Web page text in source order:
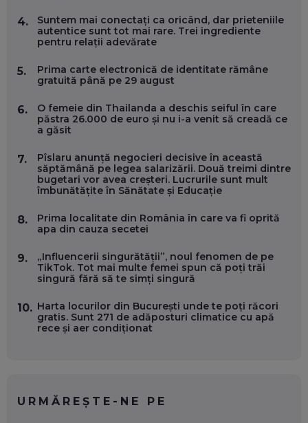
CARIERĂ DE „HACKER CU PERMIS”
EP. 56
DOINA VÎLCEANU, CONTENTSPEED: VREI SUCCES ONLINE?
ÎNVAȚĂ AEO ȘI GEO!
OLIVIU MATEI, HOLISUN: SOFTWARE DE LA CLUJ PENTRU
VERTICALE FĂRĂ PĂMÂNT
EP. 54
PROCESE, DAR CE FACEM CÂND PICĂ BAZA DE DATE, LA
INSTITUȚIILE STATULUI?
EP. 53
VOICU OPREAN (AROBS): CUM CONSTRUIEȘTI O COMPANIE
GLOBALĂ, FĂRĂ SĂ PIERZI LEGĂTURA CU COMUNITATEA
EP. 52
ROBERT GRAUR, FOMO: SPEAKERUL PE SCENĂ, INVITATUL
RADU MOȚOC, TECHSOUP: O TREIME DINTRE
4.
Suntem mai conectați ca oricând, dar prieteniile
autentice sunt tot mai rare. Trei ingrediente
pentru relații adevărate
5.
Prima carte electronică de identitate rămâne
gratuită până pe 29 august
6.
O femeie din Thailanda a deschis seiful în care
păstra 26.000 de euro și nu i-a venit să creadă ce
a găsit
7.
Pîslaru anunță negocieri decisive în această
săptămână pe legea salarizării. Două treimi dintre
bugetari vor avea creșteri. Lucrurile sunt mult
îmbunătățite în Sănătate și Educație
8.
Prima localitate din România în care va fi oprită
apa din cauza secetei
9.
„Influencerii singurătății”, noul fenomen de pe
TikTok. Tot mai multe femei spun că poți trăi
singură fără să te simți singură
10. Harta locurilor din București unde te poți răcori
gratis. Sunt 271 de adăposturi climatice cu apă
rece și aer condiționat
URMĂREȘTE-NE PE